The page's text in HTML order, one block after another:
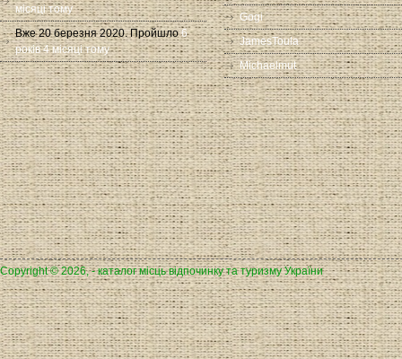
місяці тому
Вже 20 березня 2020. Пройшло 6
років 4 місяці тому
Gogi
JamesToula
Michaelmut
Copyright © 2026, - каталог місць відпочинку та туризму України